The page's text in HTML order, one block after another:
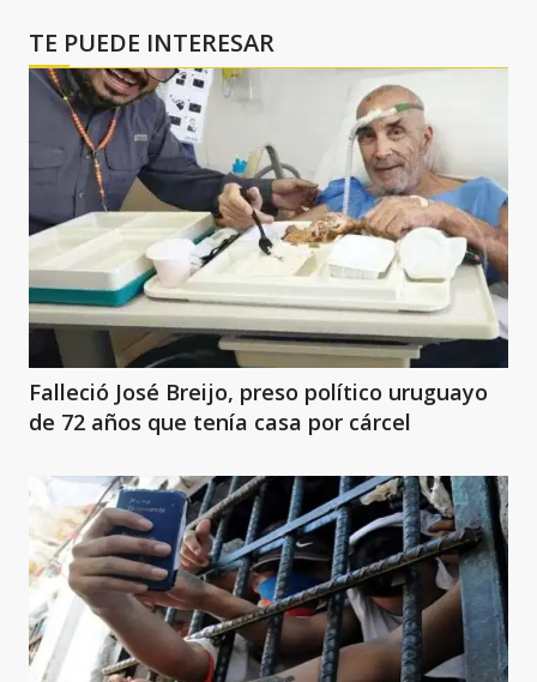
TE PUEDE INTERESAR
Falleció José Breijo, preso político uruguayo
de 72 años que tenía casa por cárcel